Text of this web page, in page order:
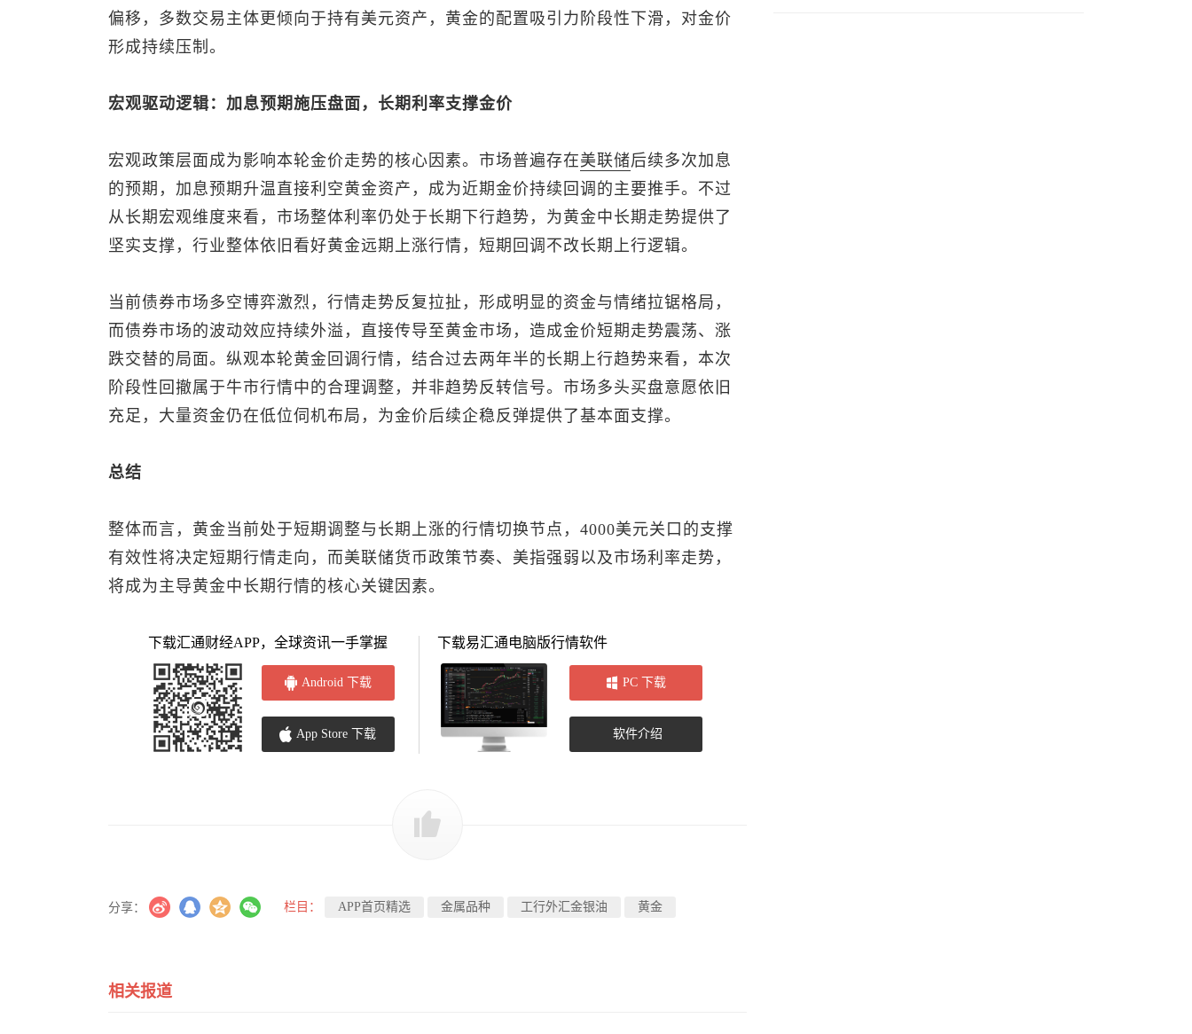
偏移，多数交易主体更倾向于持有美元资产，黄金的配置吸引力阶段性下滑，对金价
形成持续压制。
宏观驱动逻辑：加息预期施压盘面，长期利率支撑金价
宏观政策层面成为影响本轮金价走势的核心因素。市场普遍存在美联储后续多次加息
的预期，加息预期升温直接利空黄金资产，成为近期金价持续回调的主要推手。不过
从长期宏观维度来看，市场整体利率仍处于长期下行趋势，为黄金中长期走势提供了
坚实支撑，行业整体依旧看好黄金远期上涨行情，短期回调不改长期上行逻辑。
当前债券市场多空博弈激烈，行情走势反复拉扯，形成明显的资金与情绪拉锯格局，
而债券市场的波动效应持续外溢，直接传导至黄金市场，造成金价短期走势震荡、涨
跌交替的局面。纵观本轮黄金回调行情，结合过去两年半的长期上行趋势来看，本次
阶段性回撤属于牛市行情中的合理调整，并非趋势反转信号。市场多头买盘意愿依旧
充足，大量资金仍在低位伺机布局，为金价后续企稳反弹提供了基本面支撑。
总结
整体而言，黄金当前处于短期调整与长期上涨的行情切换节点，4000美元关口的支撑
有效性将决定短期行情走向，而美联储货币政策节奏、美指强弱以及市场利率走势，
将成为主导黄金中长期行情的核心关键因素。
下载汇通财经APP，全球资讯一手掌握
Android 下载
App Store 下载
下载易汇通电脑版行情软件
PC 下载
软件介绍
分享： 栏目： APP首页精选 金属品种 工行外汇金银油 黄金
相关报道